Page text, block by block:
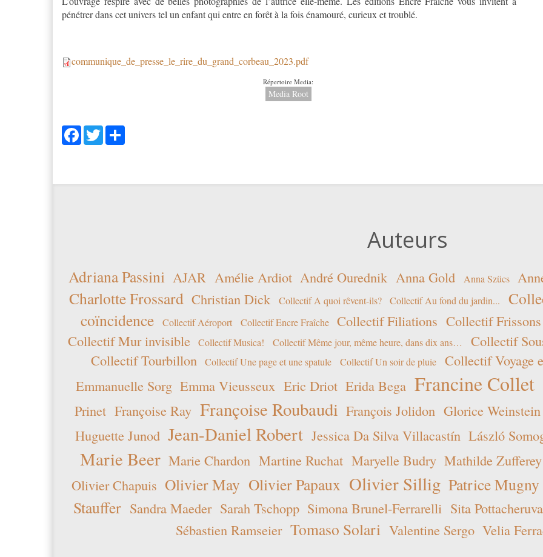
pénétrer dans cet univers tel un enfant qui entre en forêt à la fois énamouré, curieux et troublé.
communique_de_presse_le_rire_du_grand_corbeau_2023.pdf
Répertoire Media:
Media Root
Facebook
Twitter
Auteurs
Adriana Passini AJAR Amélie Ardiot André Ourednik Anna Gold Anna Szücs
Charlotte Frossard Christian Dick Collectif A quoi rêvent-ils? Collectif Au fond du jardin...
coïncidence
Collectif Aéroport Collectif Encre Fraîche Collectif Filiations Collectif Frissons
Collectif Mur invisible
Collectif Musica! Collectif Même jour, même heure, dans dix ans…
Collectif
Collectif Tourbillon
Collectif Une page et une spatule Collectif Un soir de pluie
Collectif Voyage
Emmanuelle Sorg Emma Vieusseux Eric Driot Erida Bega Francine Collet
Prinet Françoise Ray Françoise Roubaudi François Jolidon Glorice Weinstein
Huguette Junod Jean-Daniel Robert Jessica Da Silva Villacastín László
Marie Beer Marie Chardon Martine Ruchat Maryelle Budry Mathilde Zufferey
Olivier Chapuis Olivier May Olivier Papaux Olivier Sillig Patrice Mugny
Stauffer Sandra Maeder Sarah Tschopp Simona Brunel-Ferrarelli Sita Pottacheruva
Sébastien Ramseier Tomaso Solari Valentine Sergo Velia